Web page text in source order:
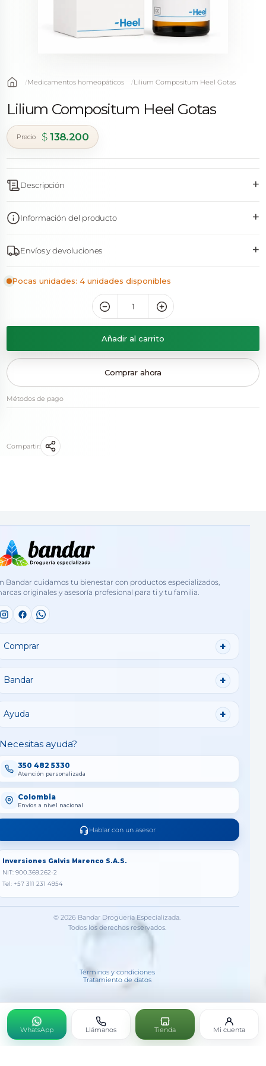
Medicamentos homeopáticos Lilium Compositum Heel Gotas
Lilium Compositum Heel Gotas
$138.200
Descripción +
Información del producto +
Envíos y devoluciones +
Pocas unidades: 4 unidades disponibles
Añadir al carrito
Comprar ahora
Métodos de pago
Compartir:
Bandar cuidamos tu bienestar con productos especializados,
originales y asesoría profesional para ti y tu familia.
Comprar
Bandar
Ayuda
ayuda?
350 482 5330
Atención personalizada
Colombia
Envíos a nivel nacional
Hablar con un asesor
Inversiones Galvis Marenco S.A.S.
NIT: 900.369.262-2
Tel: +57 311 231 4954
© 2026 Bandar Droguería Especializada.
Todos los derechos reservados.
Términos y condiciones
Tratamiento de datos
WhatsApp Llámanos Tienda Mi cuenta